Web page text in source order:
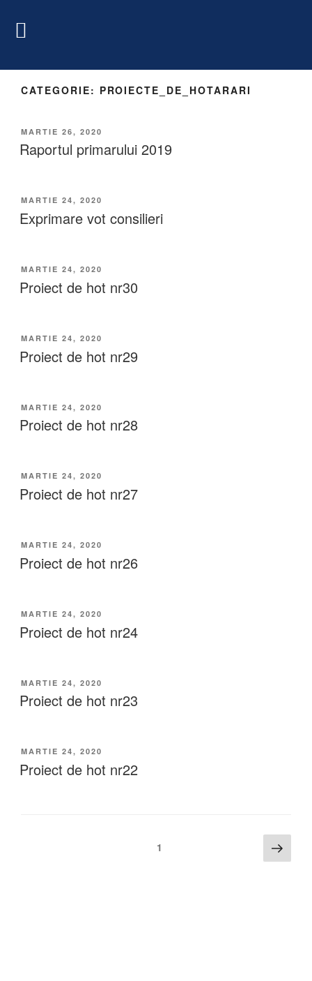
CATEGORIE: PROIECTE_DE_HOTARARI
MARTIE 26, 2020
Raportul primarului 2019
MARTIE 24, 2020
Exprimare vot consilieri
MARTIE 24, 2020
Proiect de hot nr30
MARTIE 24, 2020
Proiect de hot nr29
MARTIE 24, 2020
Proiect de hot nr28
MARTIE 24, 2020
Proiect de hot nr27
MARTIE 24, 2020
Proiect de hot nr26
MARTIE 24, 2020
Proiect de hot nr24
MARTIE 24, 2020
Proiect de hot nr23
MARTIE 24, 2020
Proiect de hot nr22
1